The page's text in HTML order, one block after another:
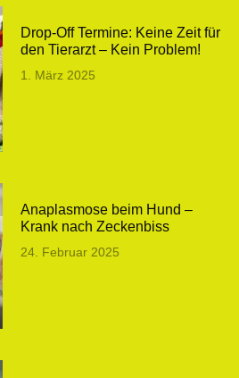
Drop-Off Termine: Keine Zeit für
den Tierarzt – Kein Problem!
1. März 2025
Anaplasmose beim Hund –
Krank nach Zeckenbiss
24. Februar 2025